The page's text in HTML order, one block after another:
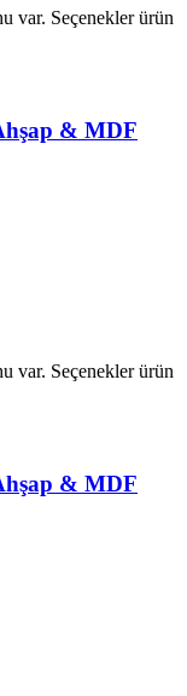
var. Seçenekler ürün
& MDF
var. Seçenekler ürün
& MDF